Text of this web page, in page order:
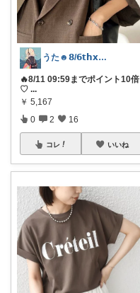
うた☻𝟴/𝟲𝘁𝗵𝘅ᜊ⍤⃝ᜊ
🔥8/11 09:59までポイント10倍
♡ ...
￥ 5,167
0 2 16
コレ いいね